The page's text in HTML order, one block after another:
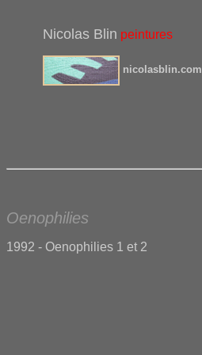
Nicolas Blin peintures
nicolasblin.com
Oenophilies
1992 - Oenophilies 1 et 2